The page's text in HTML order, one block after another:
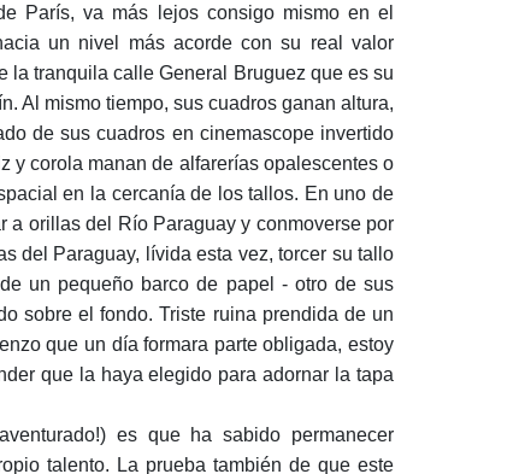
París, va más lejos consigo mismo en el
un nivel más acorde con su real valor
la tranquila calle General Bruguez que es su
Al mismo tiempo, sus cuadros ganan altura,
de sus cuadros en cinemascope invertido
y corola manan de alfarerías opalescentes o
en la cercanía de los tallos. En uno de
a orillas del Río Paraguay y conmoverse por
del Paraguay, lívida esta vez, torcer su tallo
un pequeño barco de papel - otro de sus
sobre el fondo. Triste ruina prendida de un
que un día formara parte obligada, estoy
que la haya elegido para adornar la tapa
es que ha sabido permanecer
talento. La prueba también de que este